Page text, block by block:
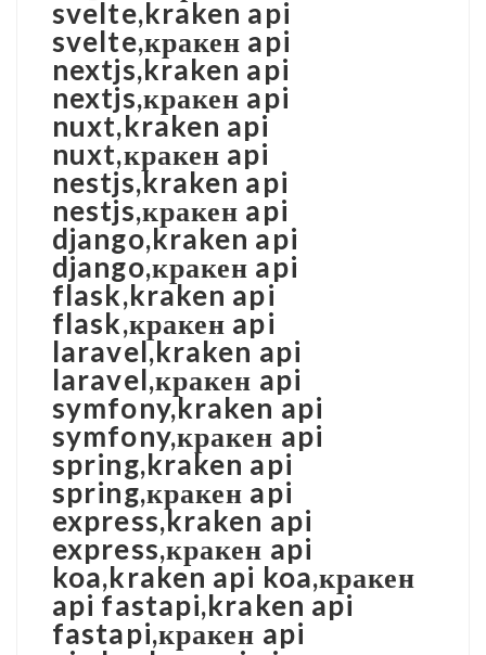
svelte,kraken api
svelte,кракен api
nextjs,kraken api
nextjs,кракен api
nuxt,kraken api
nuxt,кракен api
nestjs,kraken api
nestjs,кракен api
django,kraken api
django,кракен api
flask,kraken api
flask,кракен api
laravel,kraken api
laravel,кракен api
symfony,kraken api
symfony,кракен api
spring,kraken api
spring,кракен api
express,kraken api
express,кракен api
koa,kraken api koa,кракен
api fastapi,kraken api
fastapi,кракен api